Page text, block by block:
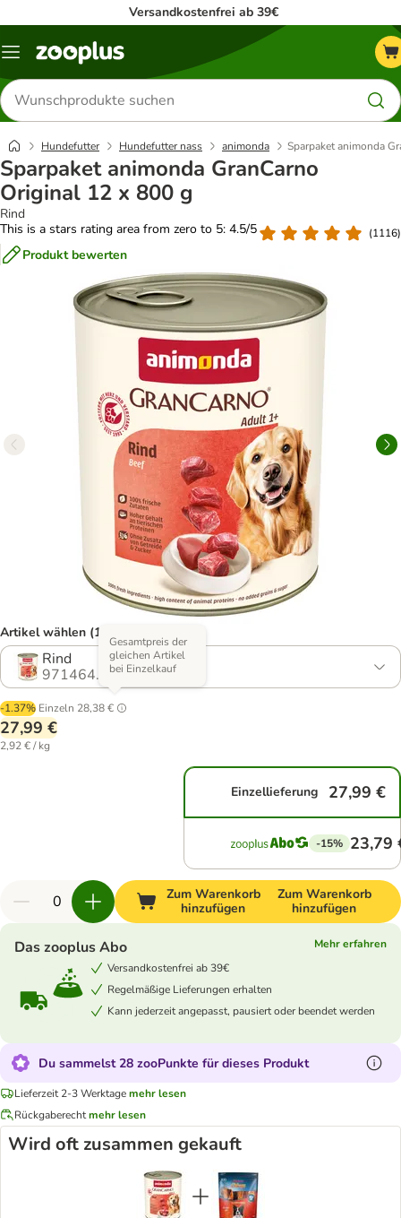
Versandkostenfrei ab 39€
Menü
Produkte
suchen
Hundefutter Hundefutter nass animonda Sparpaket animonda
Sparpaket animonda GranCarno
Original 12 x 800 g
Rind
This is a stars rating area from zero to 5: 4.5/5
(1116)
Produkt bewerten
Artikel wählen (17 Varianten)
Rind
971464.10
-1.37% Einzeln 28,38 €
Gesamtpreis der
gleichen Artikel
bei Einzelkauf
27,99 €
2,92 € / kg
Einzellieferung 27,99 €
-15% 23,79
Zum Warenkorb
hinzufügen
Zum Warenkorb
hinzufügen
Das zooplus Abo
Mehr erfahren
Versandkostenfrei ab 39€
Regelmäßige Lieferungen erhalten
Kann jederzeit angepasst, pausiert oder beendet werden
Du sammelst 28 zooPunkte für dieses Produkt
Lieferzeit 2-3 Werktagemehr lesen
Rückgaberechtmehr lesen
Wird oft zusammen gekauft